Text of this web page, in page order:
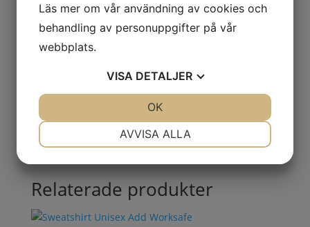
Spara mitt namn, min e-postadress och
gång jag skriver en kommentar.
Relaterade produkter
Läs mer om vår användning av cookies och
behandling av personuppgifter på vår
webbplats.
VISA DETALJER
AVVISA ALLA
OK